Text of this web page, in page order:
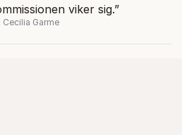
viker sig.”
Cecilia Garme